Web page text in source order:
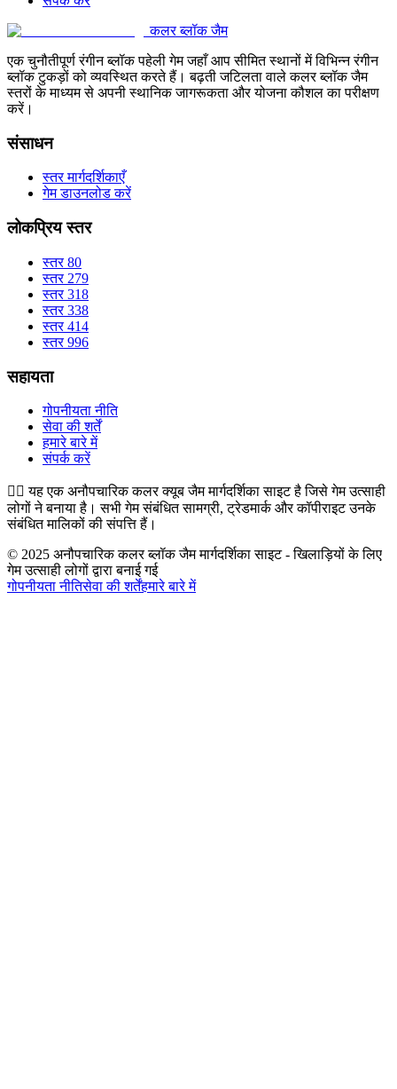
कलर ब्लॉक जैम
एक चुनौतीपूर्ण रंगीन ब्लॉक पहेली गेम जहाँ आप सीमित स्थानों में विभिन्न रंगीन
ब्लॉक टुकड़ों को व्यवस्थित करते हैं। बढ़ती जटिलता वाले कलर ब्लॉक जैम
स्तरों के माध्यम से अपनी स्थानिक जागरूकता और योजना कौशल का परीक्षण
करें।
संसाधन
स्तर मार्गदर्शिकाएँ
गेम डाउनलोड करें
लोकप्रिय स्तर
स्तर 80
स्तर 279
स्तर 318
स्तर 338
स्तर 414
स्तर 996
सहायता
गोपनीयता नीति
सेवा की शर्तें
हमारे बारे में
संपर्क करें
👉🏻यह एक अनौपचारिक कलर क्यूब जैम मार्गदर्शिका साइट है जिसे गेम उत्साही
लोगों ने बनाया है। सभी गेम संबंधित सामग्री, ट्रेडमार्क और कॉपीराइट उनके
संबंधित मालिकों की संपत्ति हैं।
© 2025 अनौपचारिक कलर ब्लॉक जैम मार्गदर्शिका साइट - खिलाड़ियों के लिए
गेम उत्साही लोगों द्वारा बनाई गई
गोपनीयता नीतिसेवा की शर्तेंहमारे बारे में